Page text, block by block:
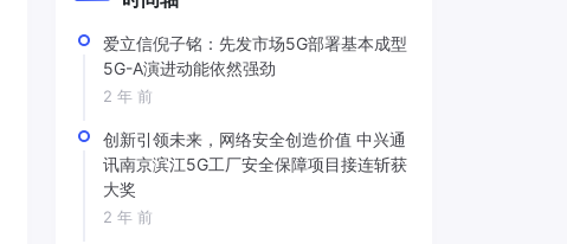
爱立信倪子铭：先发市场5G部署基本成型
5G-A演进动能依然强劲
2 年 前
创新引领未来，网络安全创造价值 中兴通
讯南京滨江5G工厂安全保障项目接连斩获
大奖
2 年 前